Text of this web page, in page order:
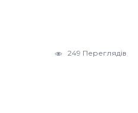
249 Переглядів